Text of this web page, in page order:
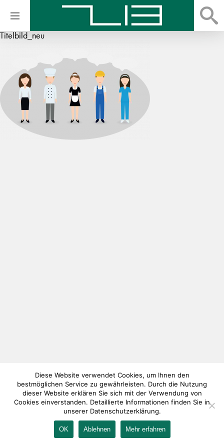
Titelbild_neu
IMPRESSUM KONTAKT AGB DATENSCHUTZ
Diese Website verwendet Cookies, um Ihnen den
bestmöglichen Service zu gewährleisten. Durch die Nutzung
dieser Website erklären Sie sich mit der Verwendung von
Cookies einverstanden. Detaillierte Informationen finden Sie in
unserer Datenschutzerklärung.
OK Ablehnen Mehr erfahren